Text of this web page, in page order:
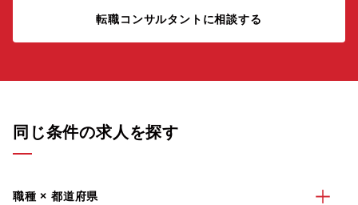
転職コンサルタントに相談する
同じ条件の求人を探す
職種 × 都道府県